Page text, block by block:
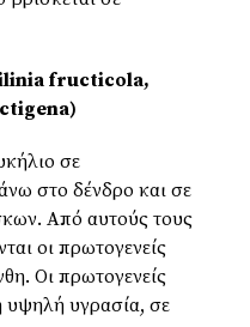
fructicοla,
σε
στο δένδρο και σε
Από αυτούς τους
οι πρωτογενείς
Οι πρωτογενείς
υψηλή υγρασία, σε